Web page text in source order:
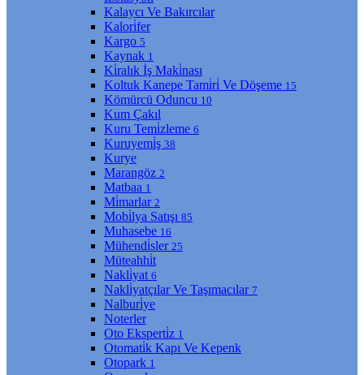
Kalaycı Ve Bakırcılar
Kalori̇fer
Kargo 5
Kaynak 1
Ki̇ralık İş Maki̇nası
Koltuk Kanepe Tami̇ri̇ Ve Döşeme 15
Kömürcü Oduncu 10
Kum Çakıl
Kuru Temi̇zleme 6
Kuruyemi̇ş 38
Kurye
Marangöz 2
Matbaa 1
Mi̇marlar 2
Mobi̇lya Satışı 85
Muhasebe 16
Mühendi̇sler 25
Müteahhi̇t
Nakli̇yat 6
Nakli̇yatçılar Ve Taşımacılar 7
Nalburi̇ye
Noterler
Oto Eksperti̇z 1
Otomati̇k Kapı Ve Kepenk
Otopark 1